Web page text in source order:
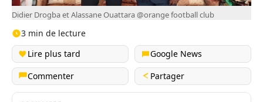
Didier Drogba et Alassane Ouattara @orange football club
3 min de lecture
Lire plus tard
Google News
Commenter
Partager